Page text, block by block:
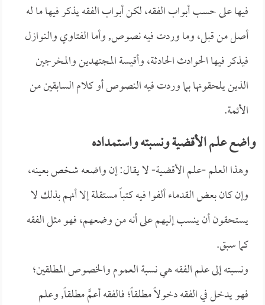
فيها على حسب أبواب الفقه، لكن أبواب الفقه يذكر فيها ما له
أصل من قبل، وما وردت فيه نصوص, وأما الفتاوي والنوازل
فيذكر فيها الحوادث الحادثة، وأقيسة المجتهدين والمخرجين
الذين يلحقونها بما وردت فيه النصوص أو كلام السابقين من
الأئمة.
واضع علم الأقضية ونسبته واستمداده
وهذا العلم -علم الأقضية- لا يقال: إن واضعه شخص بعينه،
وإن كان بعض القدماء ألفوا فيه كتباً مستقلة إلا أنهم بذلك لا
يستحقون أن ينسب إليهم على أنه من وضعهم، فهو مثل الفقه
كما سبق.
ونسبته إلى علم الفقه هي نسبة العموم والخصوص المطلقين؛
فهو يدخل في الفقه دخولاً مطلقاً؛ فالفقه أعمَّ مطلقاً, وعلم